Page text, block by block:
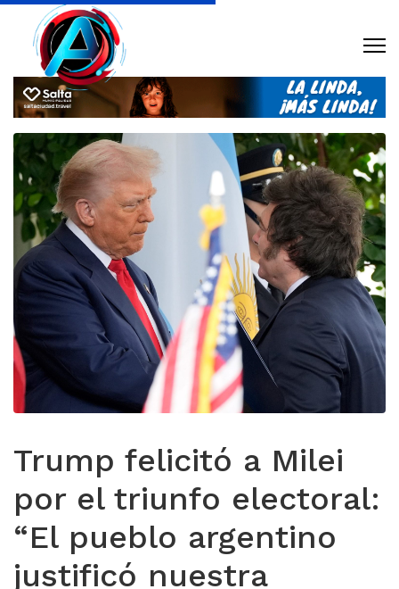
Trump felicitó a Milei
por el triunfo electoral:
“El pueblo argentino
justificó nuestra